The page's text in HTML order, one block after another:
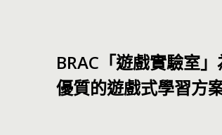
BRAC「遊戲實驗室
優質的遊戲式學習方